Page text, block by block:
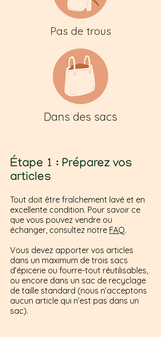
Pas de trous
Dans des sacs
Étape 1 : Préparez vos
articles
Tout doit être fraîchement lavé et en
excellente condition. Pour savoir ce
que vous pouvez vendre ou
échanger, consultez notre FAQ.
Vous devez apporter vos articles
dans un maximum de trois sacs
d’épicerie ou fourre-tout réutilisables,
ou encore dans un sac de recyclage
de taille standard (nous n’acceptons
aucun article qui n’est pas dans un
sac).